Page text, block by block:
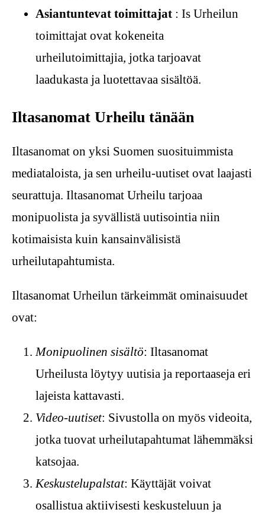
Asiantuntevat toimittajat : Is Urheilun
toimittajat ovat kokeneita
urheilutoimittajia, jotka tarjoavat
laadukasta ja luotettavaa sisältöä.
Iltasanomat Urheilu tänään
Iltasanomat on yksi Suomen suosituimmista
mediataloista, ja sen urheilu-uutiset ovat laajasti
seurattuja. Iltasanomat Urheilu tarjoaa
monipuolista ja syvällistä uutisointia niin
kotimaisista kuin kansainvälisistä
urheilutapahtumista.
Iltasanomat Urheilun tärkeimmät ominaisuudet
ovat:
Monipuolinen sisältö: Iltasanomat
Urheilusta löytyy uutisia ja reportaaseja eri
lajeista kattavasti.
Video-uutiset: Sivustolla on myös videoita,
jotka tuovat urheilutapahtumat lähemmäksi
katsojaa.
Keskustelupalstat: Käyttäjät voivat
osallistua aktiivisesti keskusteluun ja